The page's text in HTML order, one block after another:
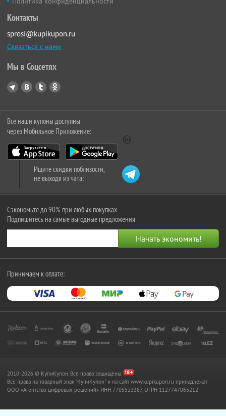
Контакты
sprosi@kupikupon.ru
Связаться с нами
Мы в Соцсетях
Все наши купоны доступны
через Мобильное Приложение:
Ищите скидки поблизости,
не выходя из чата:
Сэкономьте до 90% при любых покупках
Подпишитесь на самые выгодные предложения
Принимаем к оплате:
2010-2026 © КупиКупон. Все права защищены.
Все права на товарный знак "КупиКупон" и на сайт www.kupikupon.ru принадлежат
OOO «Агентство цифровых решений» ИНН 7705523387, ОГРН 1127747063212